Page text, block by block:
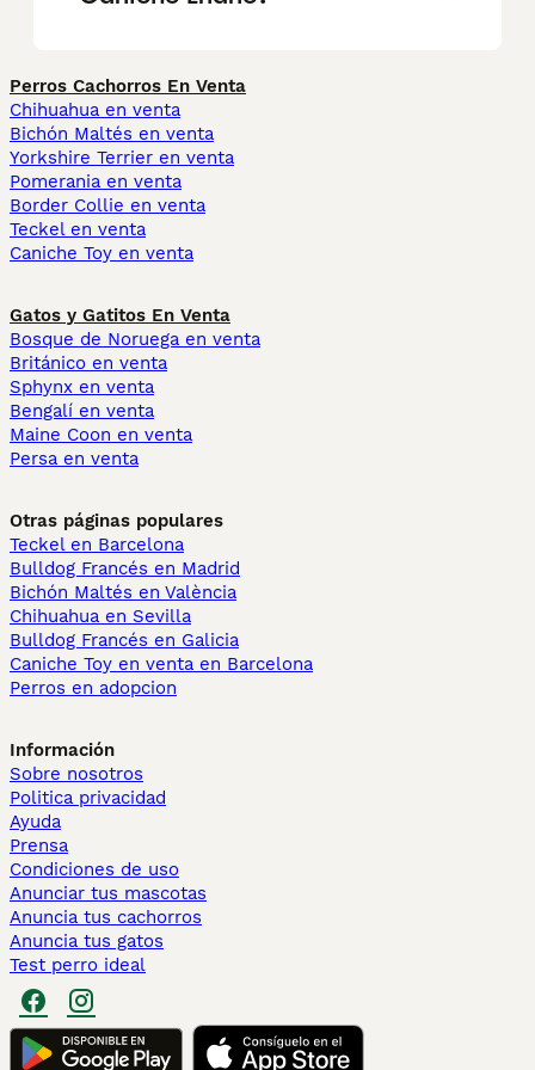
Perros Cachorros En Venta
Chihuahua en venta
Bichón Maltés en venta
Yorkshire Terrier en venta
Pomerania en venta
Border Collie en venta
Teckel en venta
Caniche Toy en venta
Gatos y Gatitos En Venta
Bosque de Noruega en venta
Británico en venta
Sphynx en venta
Bengalí en venta
Maine Coon en venta
Persa en venta
Otras páginas populares
Teckel en Barcelona
Bulldog Francés en Madrid
Bichón Maltés en València
Chihuahua en Sevilla
Bulldog Francés en Galicia
Caniche Toy en venta en Barcelona
Perros en adopcion
Información
Sobre nosotros
Politica privacidad
Ayuda
Prensa
Condiciones de uso
Anunciar tus mascotas
Anuncia tus cachorros
Anuncia tus gatos
Test perro ideal